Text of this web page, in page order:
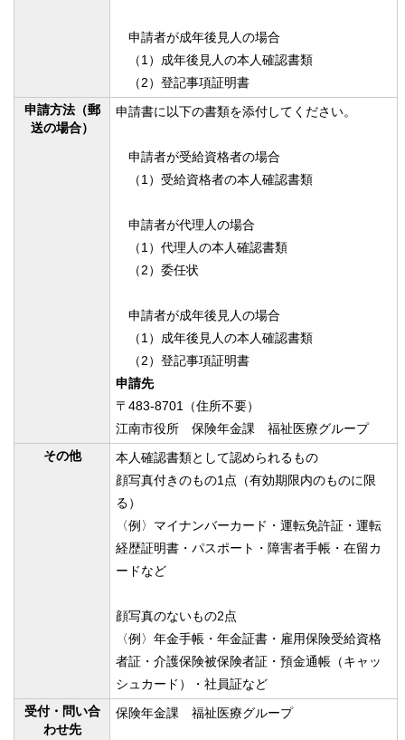
申請者が成年後見人の場合
（1）成年後見人の本人確認書類
（2）登記事項証明書
申請方法（郵
送の場合）
申請書に以下の書類を添付してください。
申請者が受給資格者の場合
（1）受給資格者の本人確認書類
申請者が代理人の場合
（1）代理人の本人確認書類
（2）委任状
申請者が成年後見人の場合
（1）成年後見人の本人確認書類
（2）登記事項証明書
申請先
〒483-8701（住所不要）
江南市役所 保険年金課 福祉医療グループ
その他
本人確認書類として認められるもの
顔写真付きのもの1点（有効期限内のものに限
る）
〈例〉マイナンバーカード・運転免許証・運転
経歴証明書・パスポート・障害者手帳・在留カ
ードなど
顔写真のないもの2点
〈例〉年金手帳・年金証書・雇用保険受給資格
者証・介護保険被保険者証・預金通帳（キャッ
シュカード）・社員証など
受付・問い合
わせ先
保険年金課 福祉医療グループ